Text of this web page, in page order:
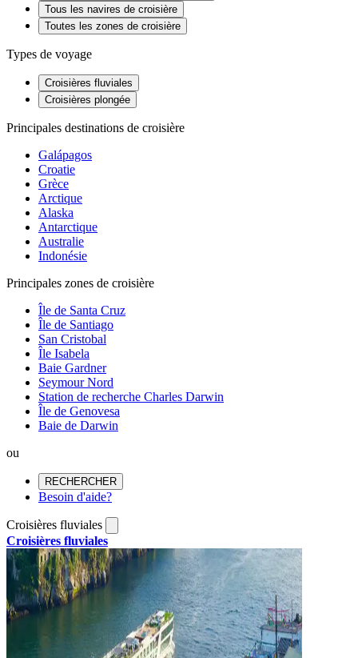
Tous les navires de croisière
Toutes les zones de croisière
Types de voyage
Croisières fluviales
Croisières plongée
Principales destinations de croisière
Galápagos
Croatie
Grèce
Arctique
Alaska
Antarctique
Australie
Indonésie
Principales zones de croisière
Île de Santa Cruz
Île de Santiago
San Cristobal
Île Isabela
Baie Gardner
Seymour Nord
Station de recherche Charles Darwin
Île de Genovesa
Baie de Darwin
ou
RECHERCHER
Besoin d'aide?
Croisières fluviales
Croisières fluviales